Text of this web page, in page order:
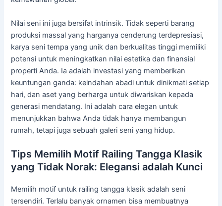
Nilai seni ini juga bersifat intrinsik. Tidak seperti barang
produksi massal yang harganya cenderung terdepresiasi,
karya seni tempa yang unik dan berkualitas tinggi memiliki
potensi untuk meningkatkan nilai estetika dan finansial
properti Anda. Ia adalah investasi yang memberikan
keuntungan ganda: keindahan abadi untuk dinikmati setiap
hari, dan aset yang berharga untuk diwariskan kepada
generasi mendatang. Ini adalah cara elegan untuk
menunjukkan bahwa Anda tidak hanya membangun
rumah, tetapi juga sebuah galeri seni yang hidup.
Tips Memilih Motif Railing Tangga Klasik
yang Tidak Norak: Elegansi adalah Kunci
Memilih motif untuk railing tangga klasik adalah seni
tersendiri. Terlalu banyak ornamen bisa membuatnya